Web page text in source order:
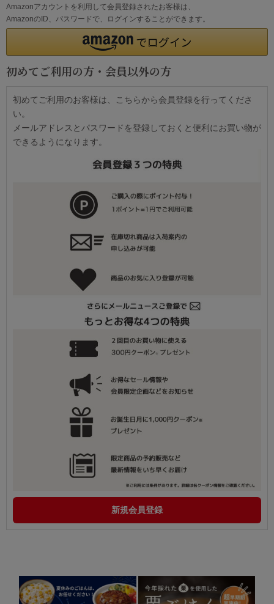
Amazonアカウントを利用して会員登録されたお客様は、
AmazonのID、パスワードで、ログインすることができます。
初めてご利用の方・会員以外の方
初めてご利用のお客様は、こちらから会員登録を行ってくださ
い。
メールアドレスとパスワードを登録しておくと便利にお買い物が
できるようになります。